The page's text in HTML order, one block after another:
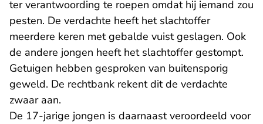
ter verantwoording te roepen omdat hij iemand zou
pesten. De verdachte heeft het slachtoffer
meerdere keren met gebalde vuist geslagen. Ook
de andere jongen heeft het slachtoffer gestompt.
Getuigen hebben gesproken van buitensporig
geweld. De rechtbank rekent dit de verdachte
zwaar aan.
De 17-jarige jongen is daarnaast veroordeeld voor